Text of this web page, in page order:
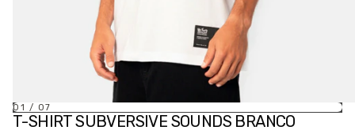
01 / 07
T-SHIRT SUBVERSIVE SOUNDS BRANCO